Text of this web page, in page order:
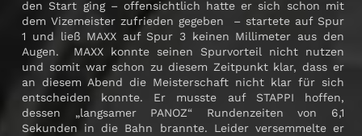
den Start ging – offensichtlich hatte er sich schon mit
dem Vizemeister zufrieden gegeben – startete auf Spur
1 und ließ MAXX auf Spur 3 keinen Millimeter aus den
Augen. MAXX konnte seinen Spurvorteil nicht nutzen
und somit war schon zu diesem Zeitpunkt klar, dass er
an diesem Abend die Meisterschaft nicht klar für sich
entscheiden konnte. Er musste auf STAPPI hoffen,
dessen „langsamer PANOZ“ Rundenzeiten von 6,1
Sekunden in die Bahn brannte. Leider versemmelte er